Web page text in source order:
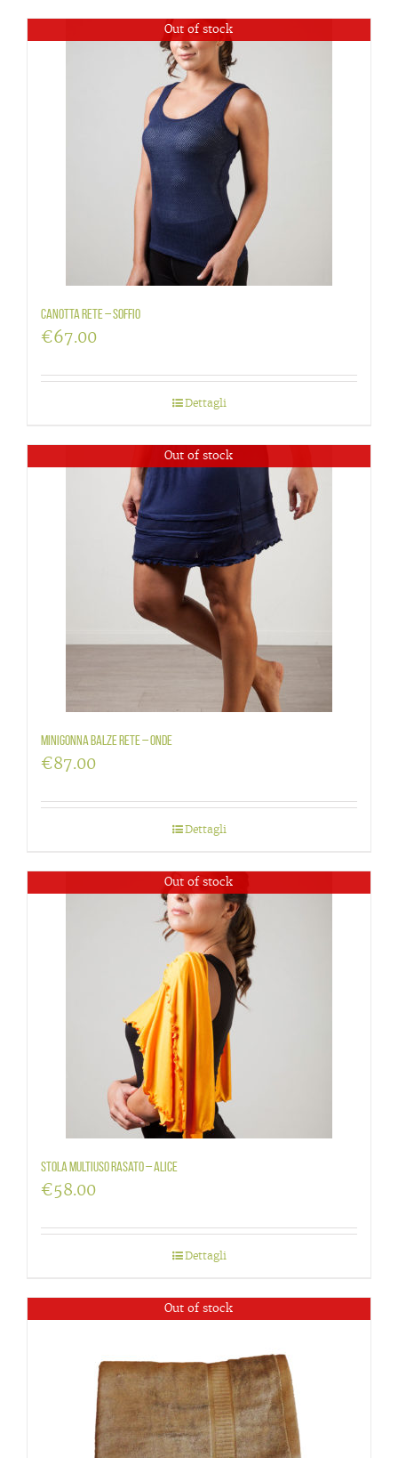
Out of stock
Canotta rete – Soffio
€67.00
Dettagli
Out of stock
Minigonna balze rete – Onde
€87.00
Dettagli
Out of stock
Stola multiuso rasato – Alice
€58.00
Dettagli
Out of stock